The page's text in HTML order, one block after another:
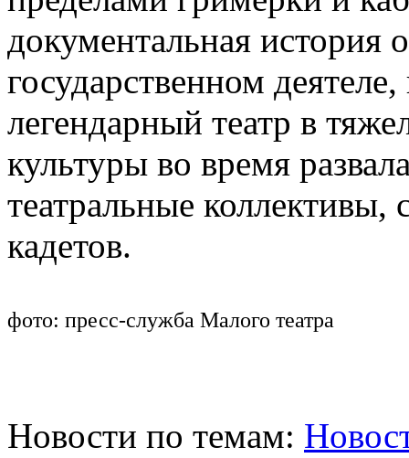
документальная история
государственном
легендарный театр в
культуры во время
театральные
кадетов.
фото: пресс-служба Малого театра
Новости по темам: